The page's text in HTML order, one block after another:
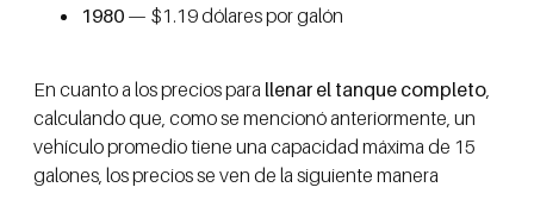
1980 — $1.19 dólares por galón
En cuanto a los precios para llenar el tanque completo,
calculando que, como se mencionó anteriormente, un
vehículo promedio tiene una capacidad máxima de 15
galones, los precios se ven de la siguiente manera